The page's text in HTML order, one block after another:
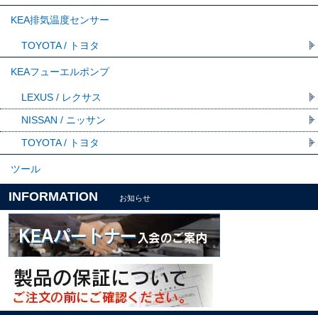
KEA排気温度センサー
TOYOTA / トヨタ
KEAフューエルポンプ
LEXUS / レクサス
NISSAN / ニッサン
TOYOTA / トヨタ
ツール
INFORMATION お知らせ